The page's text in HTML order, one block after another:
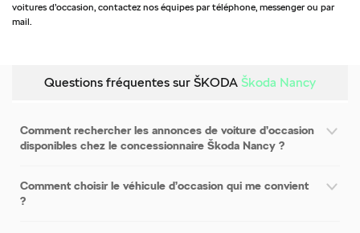
voitures d’occasion, contactez nos équipes par téléphone, messenger ou par
mail.
Questions fréquentes sur ŠKODA Škoda Nancy
Comment rechercher les annonces de voiture d’occasion
disponibles chez le concessionnaire Škoda Nancy ?
Comment choisir le véhicule d’occasion qui me convient
?